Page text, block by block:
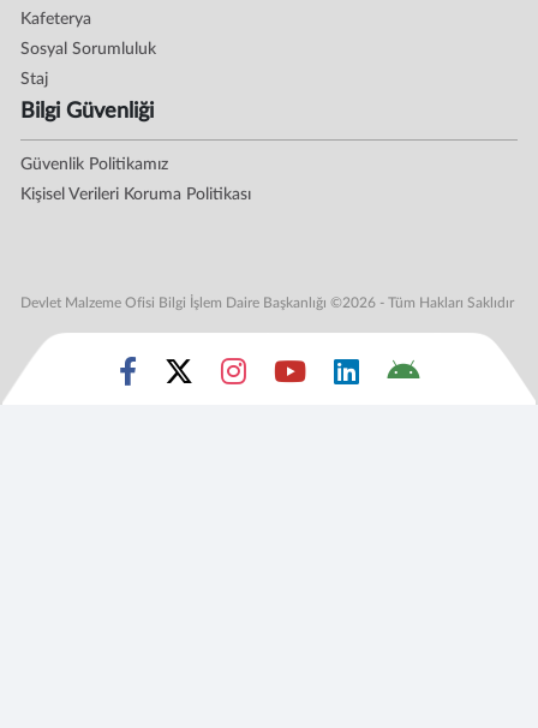
Kafeterya
Sosyal Sorumluluk
Staj
Bilgi Güvenliği
Güvenlik Politikamız
Kişisel Verileri Koruma Politikası
Devlet Malzeme Ofisi Bilgi İşlem Daire Başkanlığı ©2026 - Tüm Hakları Saklıdır